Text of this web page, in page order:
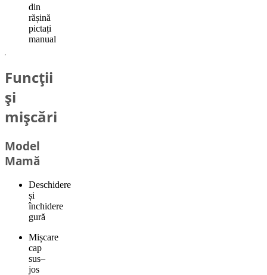
din
rășină
pictați
manual
Funcții
și
mișcări
Model
Mamă
Deschidere
și
închidere
gură
Mișcare
cap
sus–
jos